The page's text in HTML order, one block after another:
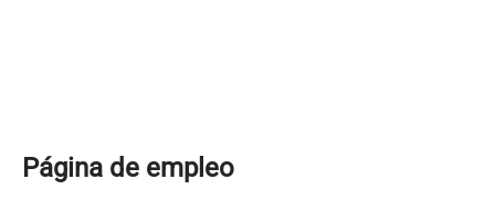
Página de empleo